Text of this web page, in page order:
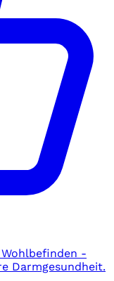
-
Darmgesundheit.